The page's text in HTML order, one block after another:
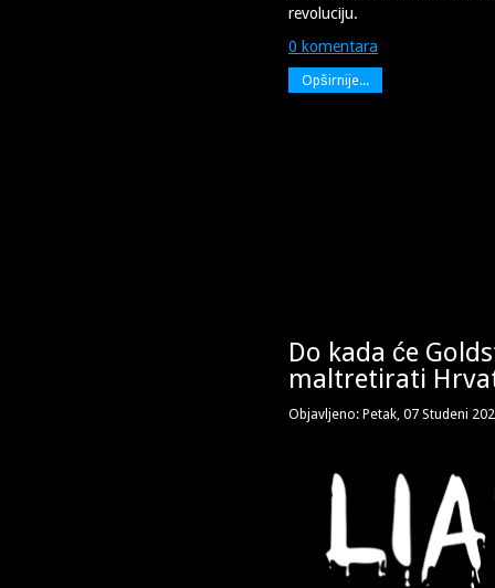
revoluciju.
0 komentara
Opširnije...
Do kada će
maltretirati
Objavljeno: Petak, 07 Studeni